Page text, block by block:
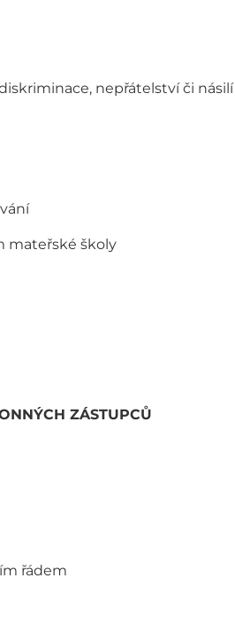
nepřátelství či násilí
mateřské školy
ZÁSTUPCŮ
řádem